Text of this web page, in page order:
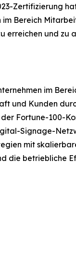
Zertifizierung
Bereich
erreichen und
im
und Kunden
Fortune-100-
Signage-
mit
die betriebliche